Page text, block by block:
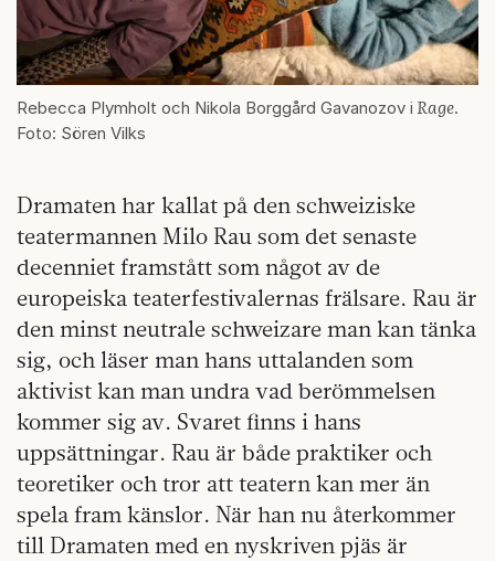
Rebecca Plymholt och Nikola Borggård Gavanozov i Rage.
Foto: Sören Vilks
Dramaten har kallat på den schweiziske
teatermannen Milo Rau som det senaste
decenniet framstått som något av de
europeiska teaterfestivalernas frälsare. Rau är
den minst neutrale schweizare man kan tänka
sig, och läser man hans uttalanden som
aktivist kan man undra vad berömmelsen
kommer sig av. Svaret finns i hans
uppsättningar. Rau är både praktiker och
teoretiker och tror att teatern kan mer än
spela fram känslor. När han nu återkommer
till Dramaten med en nyskriven pjäs är